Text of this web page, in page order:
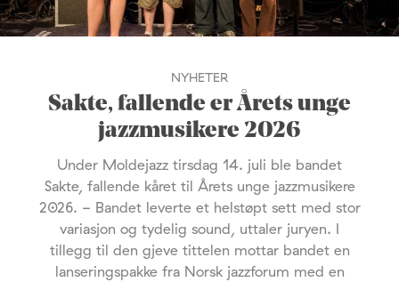
NYHETER
Sakte, fallende er Årets unge
jazzmusikere 2026
Under Moldejazz tirsdag 14. juli ble bandet
Sakte, fallende kåret til Årets unge jazzmusikere
2026. - Bandet leverte et helstøpt sett med stor
variasjon og tydelig sound, uttaler juryen. I
tillegg til den gjeve tittelen mottar bandet en
lanseringspakke fra Norsk jazzforum med en